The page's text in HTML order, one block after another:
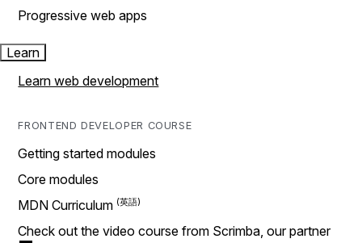
Progressive web apps
Learn
Learn web development
FRONTEND DEVELOPER COURSE
Getting started modules
Core modules
MDN Curriculum
Check out the video course from Scrimba, our partner